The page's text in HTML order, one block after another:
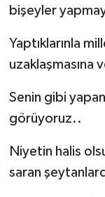
bişeyler
Yaptıklarınla
uzaklaşmasına
Senin gibi
görüyoruz..
Niyetin halis
saran